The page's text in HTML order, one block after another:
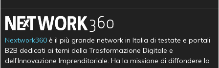
Nextwork360 è il più grande network in Italia di testate e portali
B2B dedicati ai temi della Trasformazione Digitale e
dell’Innovazione Imprenditoriale. Ha la missione di diffondere la